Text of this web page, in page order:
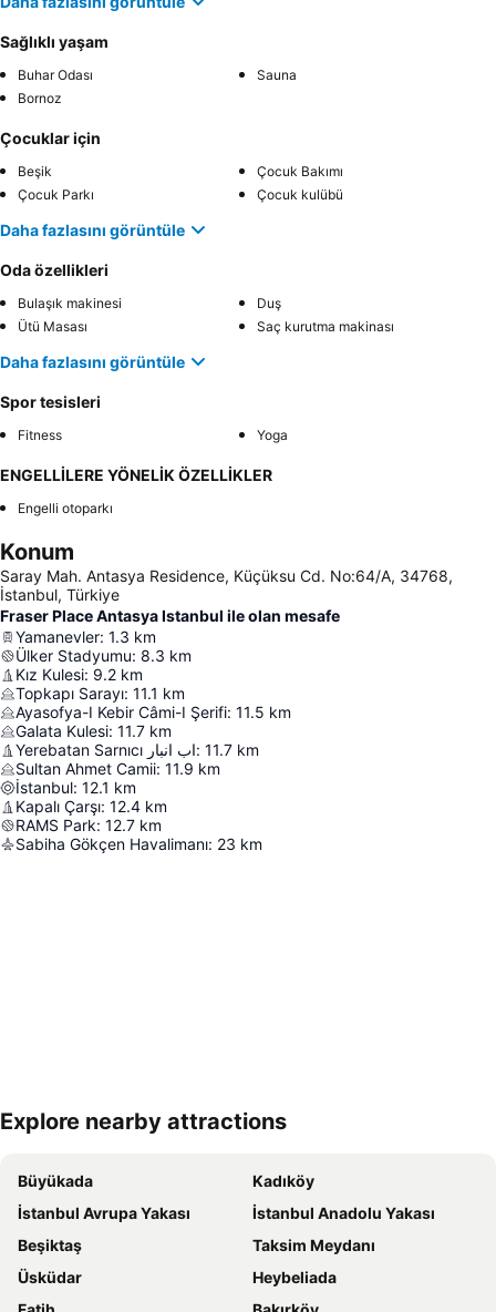
Sağlıklı yaşam
Buhar Odası
Sauna
Bornoz
Çocuklar için
Beşik
Çocuk Bakımı
Çocuk Parkı
Çocuk kulübü
Daha fazlasını görüntüle
Oda özellikleri
Bulaşık makinesi
Duş
Ütü Masası
Saç kurutma makinası
Daha fazlasını görüntüle
Spor tesisleri
Fitness Yoga
ENGELLİLERE YÖNELİK ÖZELLİKLER
Engelli otoparkı
Konum
Saray Mah. Antasya Residence, Küçüksu Cd. No:64/A, 34768,
İstanbul, Türkiye
Fraser Place Antasya Istanbul ile olan mesafe
Yamanevler: 1.3 km
Ülker Stadyumu: 8.3 km
Kız Kulesi: 9.2 km
Topkapı Sarayı: 11.1 km
Ayasofya-I Kebir Câmi-I Şerifi: 11.5 km
Galata Kulesi: 11.7 km
Yerebatan Sarnıcı اب انبار: 11.7 km
Sultan Ahmet Camii: 11.9 km
İstanbul: 12.1 km
Kapalı Çarşı: 12.4 km
RAMS Park: 12.7 km
Sabiha Gökçen Havalimanı: 23 km
Haritayı genişlet
Explore nearby attractions
Büyükada
Kadıköy
İstanbul Avrupa Yakası
İstanbul Anadolu Yakası
Beşiktaş
Taksim Meydanı
Üsküdar
Heybeliada